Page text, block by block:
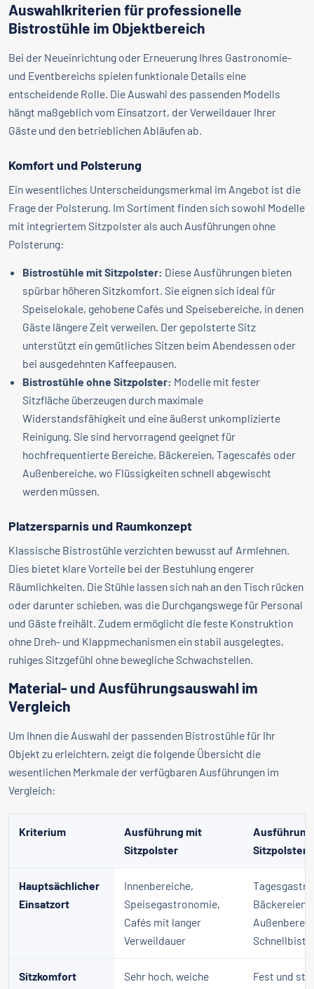
Auswahlkriterien für professionelle
Bistrostühle im Objektbereich
Bei der Neueinrichtung oder Erneuerung Ihres Gastronomie-
und Eventbereichs spielen funktionale Details eine
entscheidende Rolle. Die Auswahl des passenden Modells
hängt maßgeblich vom Einsatzort, der Verweildauer Ihrer
Gäste und den betrieblichen Abläufen ab.
Komfort und Polsterung
Ein wesentliches Unterscheidungsmerkmal im Angebot ist die
Frage der Polsterung. Im Sortiment finden sich sowohl Modelle
mit integriertem Sitzpolster als auch Ausführungen ohne
Polsterung:
Bistrostühle mit Sitzpolster: Diese Ausführungen bieten
spürbar höheren Sitzkomfort. Sie eignen sich ideal für
Speiselokale, gehobene Cafés und Speisebereiche, in denen
Gäste längere Zeit verweilen. Der gepolsterte Sitz
unterstützt ein gemütliches Sitzen beim Abendessen oder
bei ausgedehnten Kaffeepausen.
Bistrostühle ohne Sitzpolster: Modelle mit fester
Sitzfläche überzeugen durch maximale
Widerstandsfähigkeit und eine äußerst unkomplizierte
Reinigung. Sie sind hervorragend geeignet für
hochfrequentierte Bereiche, Bäckereien, Tagescafés oder
Außenbereiche, wo Flüssigkeiten schnell abgewischt
werden müssen.
Platzersparnis und Raumkonzept
Klassische Bistrostühle verzichten bewusst auf Armlehnen.
Dies bietet klare Vorteile bei der Bestuhlung engerer
Räumlichkeiten. Die Stühle lassen sich nah an den Tisch rücken
oder darunter schieben, was die Durchgangswege für Personal
und Gäste freihält. Zudem ermöglicht die feste Konstruktion
ohne Dreh- und Klappmechanismen ein stabil ausgelegtes,
ruhiges Sitzgefühl ohne bewegliche Schwachstellen.
Material- und Ausführungsauswahl im
Vergleich
Um Ihnen die Auswahl der passenden Bistrostühle für Ihr
Objekt zu erleichtern, zeigt die folgende Übersicht die
wesentlichen Merkmale der verfügbaren Ausführungen im
Vergleich:
Kriterium
Ausführung mit
Sitzpolster
Sitzpolster
Hauptsächlicher
Einsatzort
Innenbereiche,
Speisegastronomie,
Cafés mit langer
Verweildauer
Bäckereien,
Sitzkomfort
Sehr hoch, weiche
Fest und